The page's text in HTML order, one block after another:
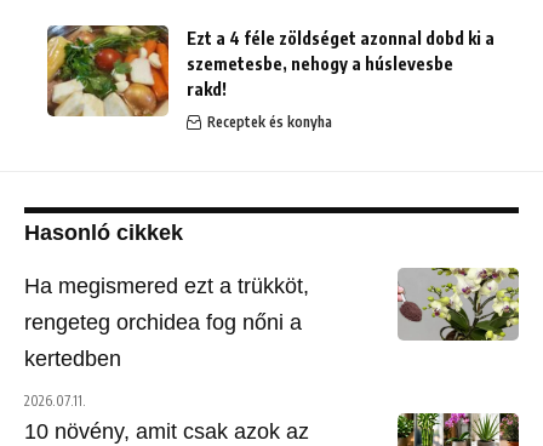
Ezt a 4 féle zöldséget azonnal dobd ki a
szemetesbe, nehogy a húslevesbe
rakd!
Receptek és konyha
Hasonló cikkek
Ha megismered ezt a trükköt,
rengeteg orchidea fog nőni a
kertedben
2026.07.11.
10 növény, amit csak azok az